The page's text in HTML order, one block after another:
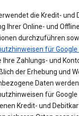
die Kredit- und
Ihrer Online- und
durchzuführen
für
Ihre Zahlungs- und
der Erhebung und
Daten
für
Kredit- und